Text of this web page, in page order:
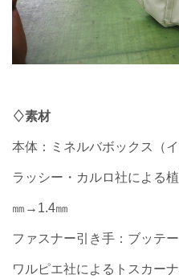
♢素材
本体：ミネルバボックス（
ラッシー・カルロ社による
㎜→1.4㎜
ファスナー引き手：ブッテ
ワルピエ社によるトスカー